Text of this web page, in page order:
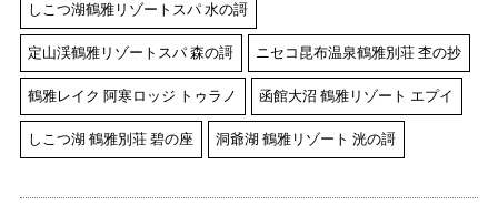
しこつ湖鶴雅リゾートスパ 水の謌
定山渓鶴雅リゾートスパ 森の謌 ニセコ昆布温泉鶴雅別荘 杢の抄
鶴雅レイク 阿寒ロッジ トゥラノ 函館大沼 鶴雅リゾート エプイ
しこつ湖 鶴雅別荘 碧の座 洞爺湖 鶴雅リゾート 洸の謌